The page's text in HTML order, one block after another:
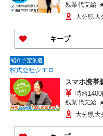
残業代支給 ★
+゜・。○。
万円支給(規定有) お友達を紹介頂くと,
ィブ支給(規定有) ★月2回払い・週払
有）★ ゜・
大分県大
キープ
紹介予定派遣
株式会社シエロ
スマホ携帯
時給
残業代支給 ★
+゜・。○。
万円支給(規定有) お友達を紹介頂くと,
ィブ支給(規定有) ★月2回払い・週払
大分県大